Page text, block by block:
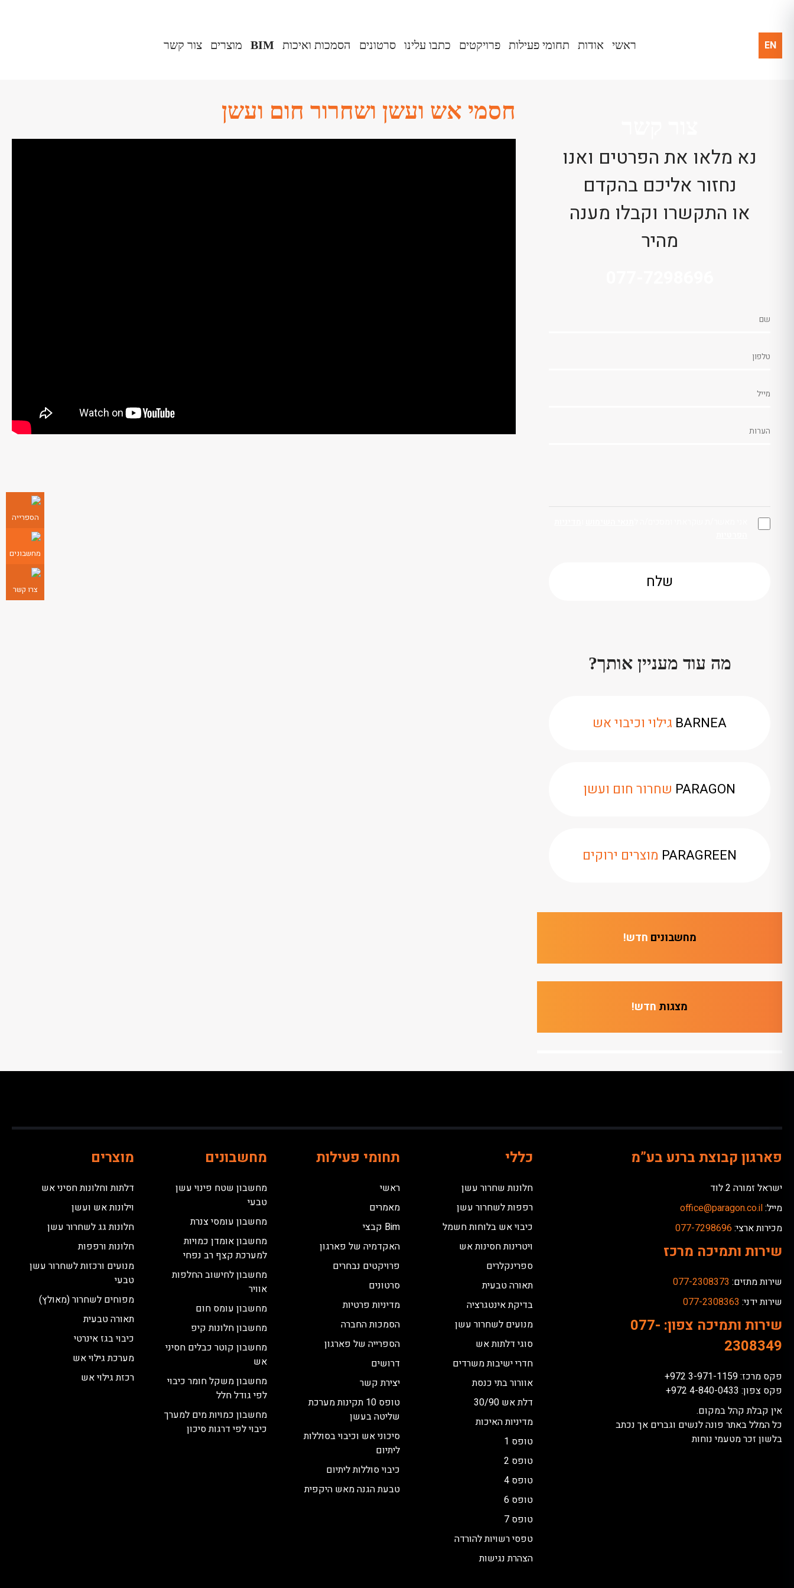
ראשי אודות תחומי פעילות פרויקטים כתבו עלינו סרטונים הסמכות ואיכות BIM מוצרים‎ צור קשר EN
חסמי אש ועשן ושחרור חום ועשן
נא מלאו את הפרטים ואנו
נחזור אליכם בהקדם
או התקשרו וקבלו מענה
מהיר
מה עוד מעניין אותך?
BARNEA גילוי וכיבוי אש
PARAGON שחרור חום ועשן
PARAGREEN מוצרים ירוקים
מחשבונים חדש!
מצגות חדש!
כללי
חלונות שחרור עשן
רפפות לשחרור עשן
כיבוי אש בלוחות חשמל
ויטרינות חסינות אש
ספרינקלרים
תאורה טבעית
בדיקת אינטגרציה
מנועים לשחרור עשן
סוגי דלתות אש
חדרי ישיבות משרדים
אוורור בתי כנסת
דלת אש 30/90
מדיניות האיכות
טופס 1
טופס 2
טופס 4
טופס 6
טופס 7
טפסי רשויות להורדה
הצהרת נגישות
תחומי פעילות
ראשי
מאמרים
Bim קבצי
האקדמיה של פארגון
פרויקטים נבחרים
סרטונים
מדיניות פרטיות
הסמכות החברה
הספרייה של פארגון
דרושים
יצירת קשר
טופס 10 תקינות מערכת
שליטה בעשן
סיכוני אש וכיבוי בסוללות
ליתיום
כיבוי סוללות ליתיום
טבעת הגנה מאש היקפית
מחשבונים
מחשבון שטח פינוי עשן
טבעי
מחשבון עומסי צנרת
מחשבון אומדן כמויות
למערכת קצף רב נפחי
מחשבון לחישוב החלפות
אוויר
מחשבון עומס חום
מחשבון חלונות קיפ
מחשבון קוטר כבלים חסיני
אש
מחשבון משקל חומר כיבוי
לפי גודל חלל
מחשבון כמויות מים למערך
כיבוי לפי דרגות סיכון
מוצרים
דלתות וחלונות חסיני אש
וילונות אש ועשן
חלונות גג לשחרור עשן
חלונות ורפפות
מנועים ורכזות לשחרור עשן
טבעי
מפוחים לשחרור (מאולץ)
תאורה טבעית
כיבוי בגז אינרטי
מערכת גילוי אש
רכזת גילוי אש
פארגון קבוצת ברנע בע”מ
ישראל זמורה 2 לוד
מייל:office@paragon.co.il
מכירות ארצי:077-7298696
שירות ותמיכה מרכז
שירות מתזים: 077-2308373
שירות ידני: 077-2308363
שירות ותמיכה צפון: 077-
2308349
פקס מרכז: 3-971-1159 972+
פקס צפון: 4-840-0433 972+
אין קבלת קהל במקום.
כל המלל באתר פונה לנשים וגברים אך נכתב
בלשון זכר מטעמי נוחות
הספרייה
מחשבונים
צרו קשר